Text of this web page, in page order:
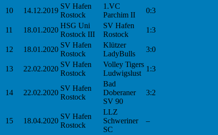
10 14.12.2019
SV Hafen
Rostock
1.VC
Parchim II
0:3
11 18.01.2020
HSG Uni
Rostock III
SV Hafen
Rostock
1:3
12 18.01.2020
SV Hafen
Rostock
Klützer
LadyBulls
3:0
13 22.02.2020
SV Hafen
Rostock
Volley Tigers
Ludwigslust
1:3
14 22.02.2020
SV Hafen
Rostock
Bad
Doberaner
SV 90
3:2
15 18.04.2020
SV Hafen
Rostock
LLZ
Schweriner
SC
–